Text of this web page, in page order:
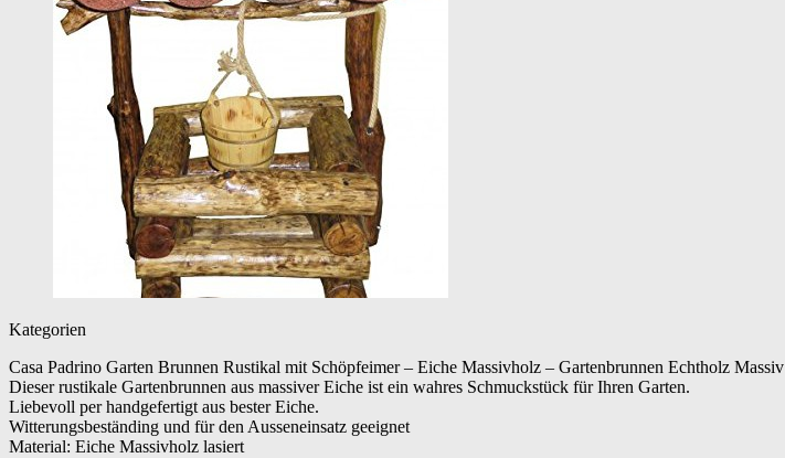
Kategorien
Casa Padrino Garten Brunnen Rustikal mit Schöpfeimer – Eiche Massivholz – Gartenbrunnen Echtholz Massiv
Dieser rustikale Gartenbrunnen aus massiver Eiche ist ein wahres Schmuckstück für Ihren Garten.
Liebevoll per handgefertigt aus bester Eiche.
Witterungsbeständing und für den Ausseneinsatz geeignet
Material: Eiche Massivholz lasiert